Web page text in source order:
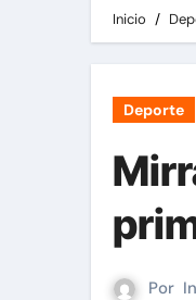
Inicio
Deporte
Por